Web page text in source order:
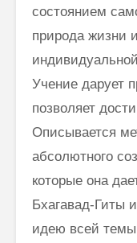
состоянием
природа жизни
Учение дарует
позволяет
Описывается
абсолютного
которые она
Бхагавад-Гиты
идею всей